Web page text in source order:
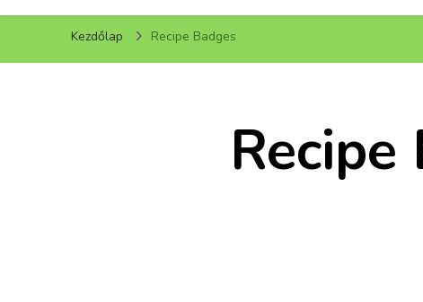
Kezdőlap Recipe Badges
Recipe